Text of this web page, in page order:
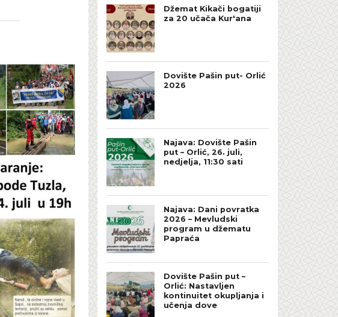
Džemat Kikači bogatiji
za 20 učača Kur'ana
Dovište Pašin put- Orlić
2026
Najava: Dovište Pašin
put – Orlić, 26. juli,
nedjelja, 11:30 sati
Najava: Dani povratka
2026 – Mevludski
program u džematu
Papraća
Dovište Pašin put –
Orlić: Nastavljen
kontinuitet okupljanja i
učenja dove